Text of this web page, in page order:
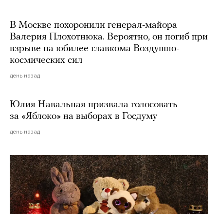
В Москве похоронили генерал-майора
Валерия Плохотнюка. Вероятно, он погиб при
взрыве на юбилее главкома Воздушно-
космических сил
день назад
Юлия Навальная призвала голосовать
за «Яблоко» на выборах в Госдуму
день назад